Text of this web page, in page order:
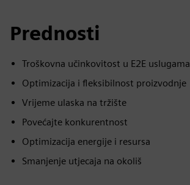
Prednosti
Troškovna učinkovitost u E2E uslugama
Optimizacija i fleksibilnost proizvodnje
Vrijeme ulaska na tržište
Povećajte konkurentnost
Optimizacija energije i resursa
Smanjenje utjecaja na okoliš